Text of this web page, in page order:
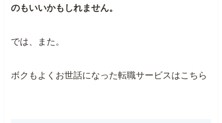
のもいいかもしれません。
では、また。
ボクもよくお世話になった転職サービスはこちら